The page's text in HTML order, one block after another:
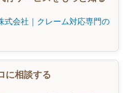
式会社｜クレーム対応専門の
に相談する